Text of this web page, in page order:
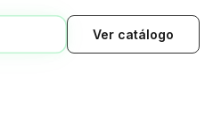
Ver catálogo